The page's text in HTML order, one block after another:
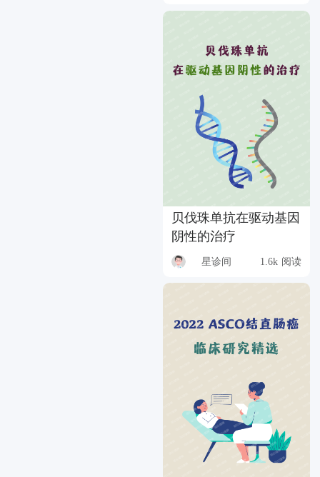
贝伐珠单抗在驱动基因
阴性的治疗
星诊间 1.6k 阅读